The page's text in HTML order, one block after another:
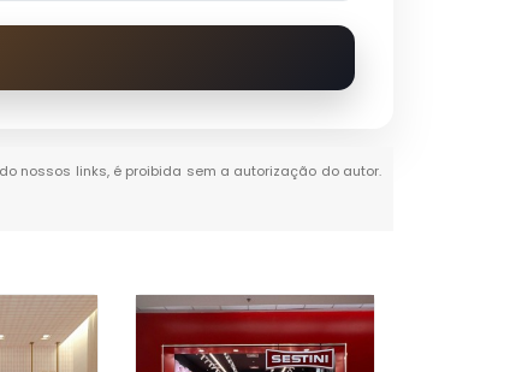
nossos links, é proibida sem a autorização do autor.